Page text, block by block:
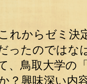
れからゼミ決
ったのではな
、鳥取大学の
？興味深い内